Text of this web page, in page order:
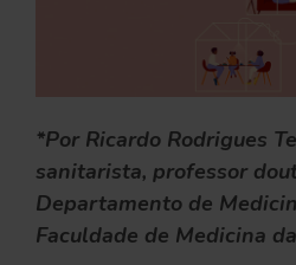
*Por Ricardo Rodrigues
sanitarista, professor
Departamento de
Faculdade de Medicina